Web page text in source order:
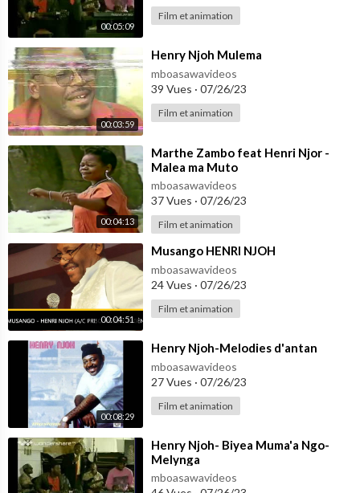
00:05:09
Film et animation
00:03:59
⁣Henry Njoh Mulema
mboasawavideos
39 Vues · 07/26/23
Film et animation
00:04:13
⁣Marthe Zambo feat Henri Njor -
Malea ma Muto
mboasawavideos
37 Vues · 07/26/23
Film et animation
00:04:51
⁣Musango HENRI NJOH
mboasawavideos
24 Vues · 07/26/23
Film et animation
00:08:29
⁣Henry Njoh-Melodies d'antan
mboasawavideos
27 Vues · 07/26/23
Film et animation
⁣Henry Njoh- Biyea Muma'a Ngo-
Melynga
mboasawavideos